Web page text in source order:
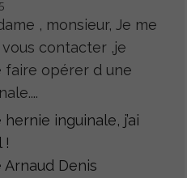
, monsieur, Je me
contacter ,je
faire opérer d une
hernie inguinale, j’ai
!
Denis